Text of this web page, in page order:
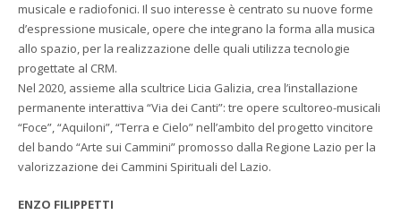
musicale e radiofonici. Il suo interesse è centrato su nuove forme
d’espressione musicale, opere che integrano la forma alla musica
allo spazio, per la realizzazione delle quali utilizza tecnologie
progettate al CRM.
Nel 2020, assieme alla scultrice Licia Galizia, crea l’installazione
permanente interattiva “Via dei Canti”: tre opere scultoreo-musicali
“Foce”, “Aquiloni”, “Terra e Cielo” nell’ambito del progetto vincitore
del bando “Arte sui Cammini” promosso dalla Regione Lazio per la
valorizzazione dei Cammini Spirituali del Lazio.
ENZO FILIPPETTI